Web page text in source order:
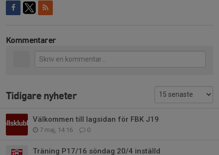
Kommentarer
Tidigare nyheter
Välkommen till lagsidan för FBK J19
7 maj, 14:16 0
Träning P17/16 söndag 20/4 inställd